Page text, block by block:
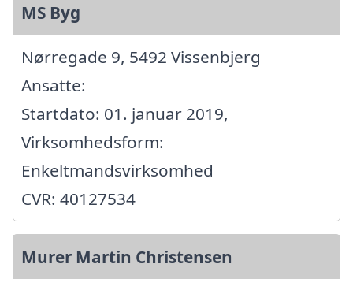
MS Byg
Nørregade 9, 5492 Vissenbjerg
Ansatte:
Startdato: 01. januar 2019,
Virksomhedsform:
Enkeltmandsvirksomhed
CVR: 40127534
Murer Martin Christensen